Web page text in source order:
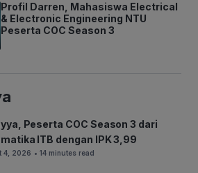
Profil Darren, Mahasiswa Electrical
& Electronic Engineering NTU
Peserta COC Season 3
Peserta COC Season 3 dari
ITB dengan IPK 3,99
4, 2026 • 14 minutes read